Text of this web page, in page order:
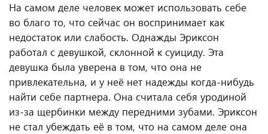
На самом деле человек может использовать себе
во благо то, что сейчас он воспринимает как
недостаток или слабость. Однажды Эриксон
работал с девушкой, склонной к суициду. Эта
девушка была уверена в том, что она не
привлекательна, и у неё нет надежды когда-нибудь
найти себе партнера. Она считала себя уродиной
из-за щербинки между передними зубами. Эриксон
не стал убеждать её в том, что на самом деле она